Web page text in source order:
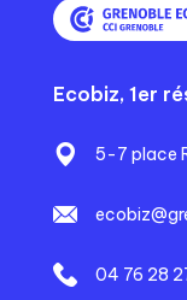
Ecobiz, 1er
5-7 place
04 76 28